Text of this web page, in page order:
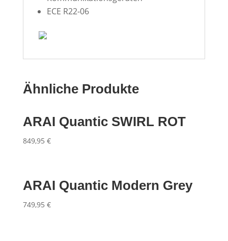
ECE R22-06
Ähnliche Produkte
ARAI Quantic SWIRL ROT
849,95 €
ARAI Quantic Modern Grey
749,95 €